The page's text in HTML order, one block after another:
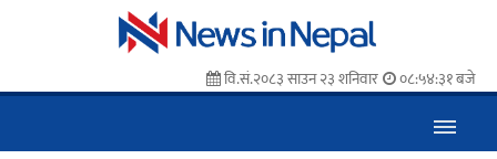
वि.सं.२०८३ साउन २३ शनिवार ०८:५४:३२ बजे